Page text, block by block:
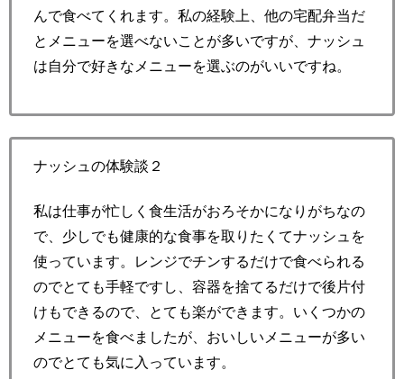
んで食べてくれます。私の経験上、他の宅配弁当だ
とメニューを選べないことが多いですが、ナッシュ
は自分で好きなメニューを選ぶのがいいですね。
ナッシュの体験談２
私は仕事が忙しく食生活がおろそかになりがちなの
で、少しでも健康的な食事を取りたくてナッシュを
使っています。レンジでチンするだけで食べられる
のでとても手軽ですし、容器を捨てるだけで後片付
けもできるので、とても楽ができます。いくつかの
メニューを食べましたが、おいしいメニューが多い
のでとても気に入っています。